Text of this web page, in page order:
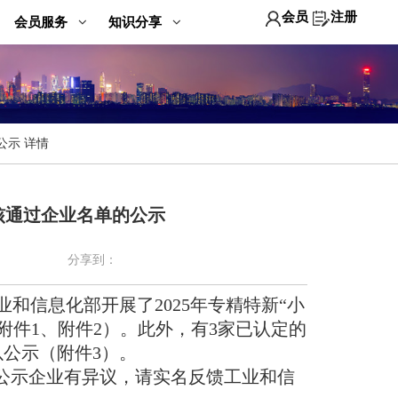
会员服务 知识分享 会员 注册
示 详情
通过企业名单的公示
分享到：
信息化部开展了2025年专精特新“小
件1、附件2）。此外，有3家已认定的
示（附件3）。
示企业有异议，请实名反馈工业和信